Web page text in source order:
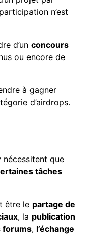
n’est
d’un concours
ou encore de
à gagner
d’airdrops.
que
tâches
être le partage de
, la publication
forums, l’échange